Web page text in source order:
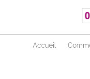
Accueil